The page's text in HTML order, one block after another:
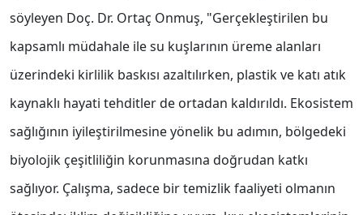
söyleyen Doç. Dr. Ortaç Onmuş, "Gerçekleştirilen bu
kapsamlı müdahale ile su kuşlarının üreme alanları
üzerindeki kirlilik baskısı azaltılırken, plastik ve katı atık
kaynaklı hayati tehditler de ortadan kaldırıldı. Ekosistem
sağlığının iyileştirilmesine yönelik bu adımın, bölgedeki
biyolojik çeşitliliğin korunmasına doğrudan katkı
sağlıyor. Çalışma, sadece bir temizlik faaliyeti olmanın